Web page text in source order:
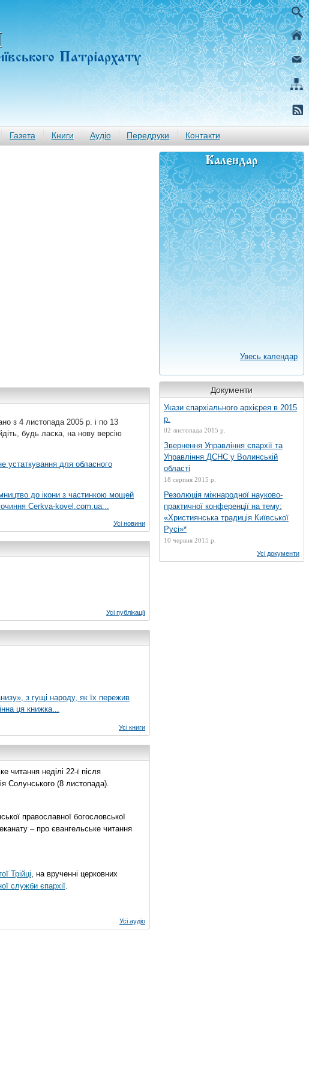
Патріархату
Газета Книги Аудіо Передруки Контакти
з 4 листопада 2005 р. і по 13
будь ласка, на нову версію
устаткування для обласного
до ікони з частинкою мощей
Сerkva-kovel.com.ua...
Усі новини
Усі публікації
з гущі народу, як їх пережив
ця книжка...
Усі книги
читання неділі 22-ї після
Солунського (8 листопада).
православної богословської
– про євангельське читання
Трійці, на врученні церковних
служби єпархії.
Усі аудіо
Календар
Увесь календар
Документи
Укази єпархіального архієрея в 2015
р.
02 листопада 2015 р.
Звернення Управління єпархії та
Управління ДСНС у Волинській
області
18 серпня 2015 р.
Резолюція міжнародної науково-
практичної конференції на тему:
«Християнська традиція Київської
Русі»*
10 червня 2015 р.
Усі документи